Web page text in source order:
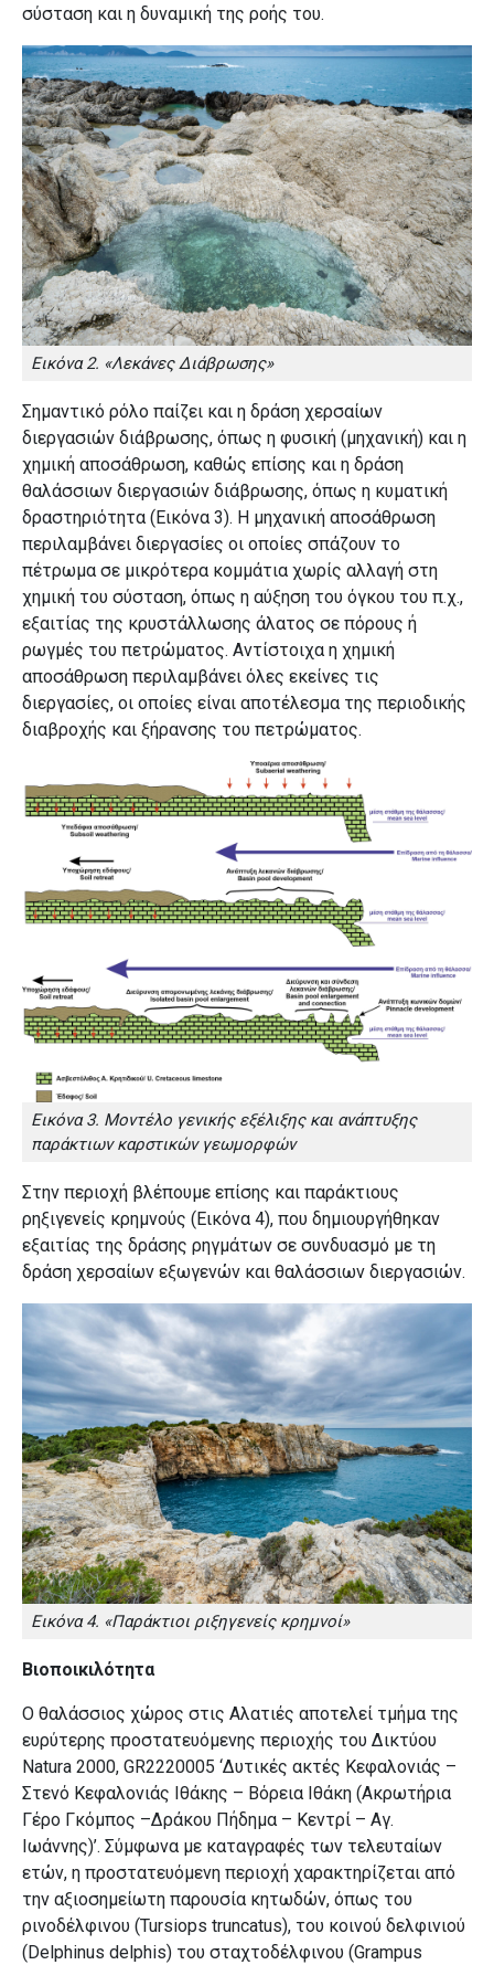
σύσταση και η δυναμική της ροής του.
Εικόνα 2. «Λεκάνες Διάβρωσης»
Σημαντικό ρόλο παίζει και η δράση χερσαίων
διεργασιών διάβρωσης, όπως η φυσική (μηχανική) και η
χημική αποσάθρωση, καθώς επίσης και η δράση
θαλάσσιων διεργασιών διάβρωσης, όπως η κυματική
δραστηριότητα (Εικόνα 3). Η μηχανική αποσάθρωση
περιλαμβάνει διεργασίες οι οποίες σπάζουν το
πέτρωμα σε μικρότερα κομμάτια χωρίς αλλαγή στη
χημική του σύσταση, όπως η αύξηση του όγκου του π.χ.,
εξαιτίας της κρυστάλλωσης άλατος σε πόρους ή
ρωγμές του πετρώματος. Αντίστοιχα η χημική
αποσάθρωση περιλαμβάνει όλες εκείνες τις
διεργασίες, οι οποίες είναι αποτέλεσμα της περιοδικής
διαβροχής και ξήρανσης του πετρώματος.
Εικόνα 3. Μοντέλο γενικής εξέλιξης και ανάπτυξης
παράκτιων καρστικών γεωμορφών
Στην περιοχή βλέπουμε επίσης και παράκτιους
ρηξιγενείς κρημνούς (Εικόνα 4), που δημιουργήθηκαν
εξαιτίας της δράσης ρηγμάτων σε συνδυασμό με τη
δράση χερσαίων εξωγενών και θαλάσσιων διεργασιών.
Εικόνα 4. «Παράκτιοι ριξηγενείς κρημνοί»
Βιοποικιλότητα
Ο θαλάσσιος χώρος στις Αλατιές αποτελεί τμήμα της
ευρύτερης προστατευόμενης περιοχής του Δικτύου
Natura 2000, GR2220005 ‘Δυτικές ακτές Κεφαλονιάς –
Στενό Κεφαλονιάς Ιθάκης – Βόρεια Ιθάκη (Ακρωτήρια
Γέρο Γκόμπος –Δράκου Πήδημα – Κεντρί – Αγ.
Ιωάννης)’. Σύμφωνα με καταγραφές των τελευταίων
ετών, η προστατευόμενη περιοχή χαρακτηρίζεται από
την αξιοσημείωτη παρουσία κητωδών, όπως του
ρινοδέλφινου (Tursiops truncatus), του κοινού δελφινιού
(Delphinus delphis) του σταχτοδέλφινου (Grampus